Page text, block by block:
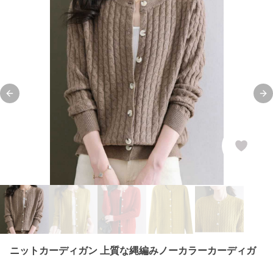
Previous slide
ニットカーディガン 上質な縄編みノーカラーカーディガ